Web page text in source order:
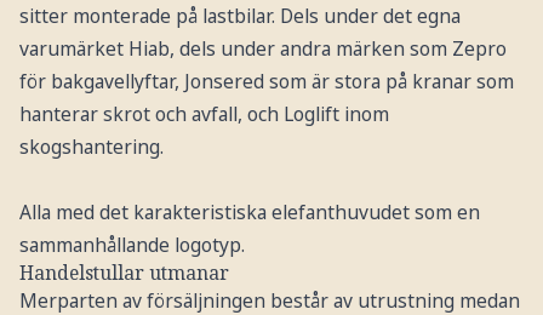
sitter monterade på lastbilar. Dels under det egna
varumärket Hiab, dels under andra märken som Zepro
för bakgavellyftar, Jonsered som är stora på kranar som
hanterar skrot och avfall, och Loglift inom
skogshantering.
Alla med det karakteristiska elefanthuvudet som en
sammanhållande logotyp.
Handelstullar utmanar
Merparten av försäljningen består av utrustning medan